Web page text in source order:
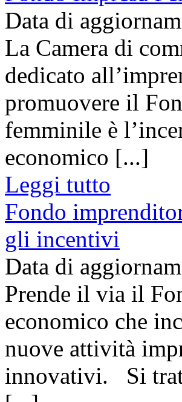
Data di
La Camera di
dedicato
promuovere il
femminile è
economico [...]
Leggi tutto
Fondo
gli incentivi
Data di
Prende il via il
economico che
nuove attività
innovativi. Si